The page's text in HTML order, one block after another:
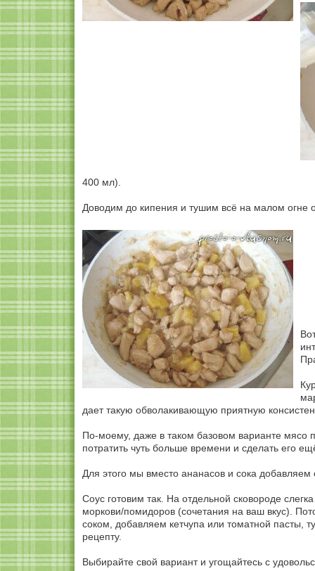
400 мл).
Доводим до кипения и тушим всё на малом огне
дает такую обволакивающую приятную
По-моему, даже в таком базовом варианте мясо
потратить чуть больше времени и сделать его
Для этого мы вместо ананасов и сока добавляем
Соус готовим так. На отдельной сковороде
моркови/помидоров (сочетания на ваш вкус).
соком, добавляем кетчупа или томатной пасты,
рецепту.
Выбирайте свой вариант и угощайтесь с